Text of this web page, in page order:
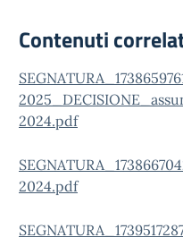
Contenuti
2024.pdf
2024.pdf